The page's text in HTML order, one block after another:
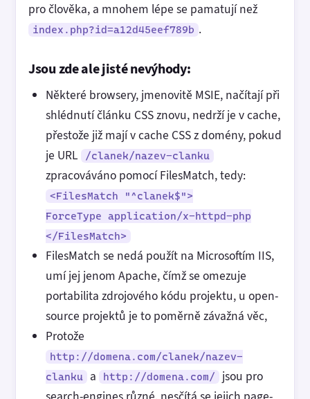
pro člověka, a mnohem lépe se pamatují než
index.php?id=a12d45eef789b .
Jsou zde ale jisté nevýhody:
Některé browsery, jmenovitě MSIE, načítají při
shlédnutí článku CSS znovu, nedrží je v cache,
přestože již mají v cache CSS z domény, pokud
je URL
/clanek/nazev-clanku
zpracováváno pomocí FilesMatch, tedy:
<FilesMatch "^clanek$">
ForceType application/x-httpd-php
</FilesMatch>
FilesMatch se nedá použít na Microsoftím IIS,
umí jej jenom Apache, čímž se omezuje
portabilita zdrojového kódu projektu, u open-
source projektů je to poměrně závažná věc,
Protože
http://domena.com/clanek/nazev-
clanku
a http://domena.com/
jsou pro